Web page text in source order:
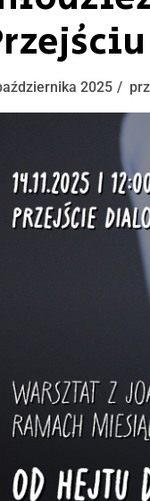
2025